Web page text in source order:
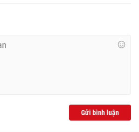
hình thức nếu không có sự chấp
Gửi bình luận